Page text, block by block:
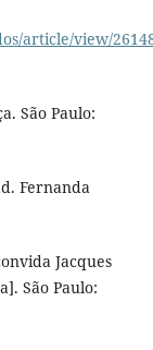
article/view/
São Paulo:
Fernanda
Jacques
São Paulo: